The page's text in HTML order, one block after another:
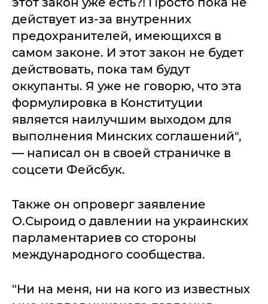
действует из-за внутренних
предохранителей, имеющихся в
самом законе. И этот закон не будет
действовать, пока там будут
оккупанты. Я уже не говорю, что эта
формулировка в Конституции
является наилучшим выходом для
выполнения Минских соглашений",
— написал он в своей страничке в
соцсети Фейсбук.
Также он опроверг заявление
О.Сыроид о давлении на украинских
парламентариев со стороны
международного сообщества.
"Ни на меня, ни на кого из известных